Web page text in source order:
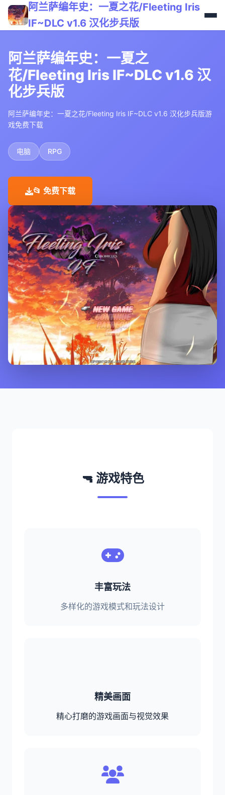
阿兰萨编年史：一夏之花/Fleeting Iris
IF~DLC v1.6 汉化步兵版
阿兰萨编年史：一夏之
花/Fleeting Iris IF~DLC v1.6 汉
化步兵版
阿兰萨编年史：一夏之花/Fleeting Iris IF~DLC v1.6 汉化步兵版游
戏免费下载
电脑 RPG
📂 免费下载
🔫 游戏特色
丰富玩法
多样化的游戏模式和玩法设计
精美画面
精心打磨的游戏画面与视觉效果